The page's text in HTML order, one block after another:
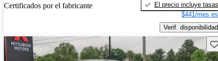
Certificados por el fabricante
El precio incluye tasas
$441/mes
Verif. disponibilidad